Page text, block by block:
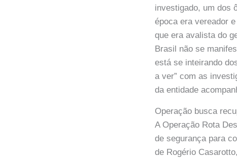
investigado, um dos
época era vereador
que era avalista do
Brasil não se
está se inteirando
a ver” com as
da entidade
Operação busca
A Operação Rota
de segurança para
de Rogério